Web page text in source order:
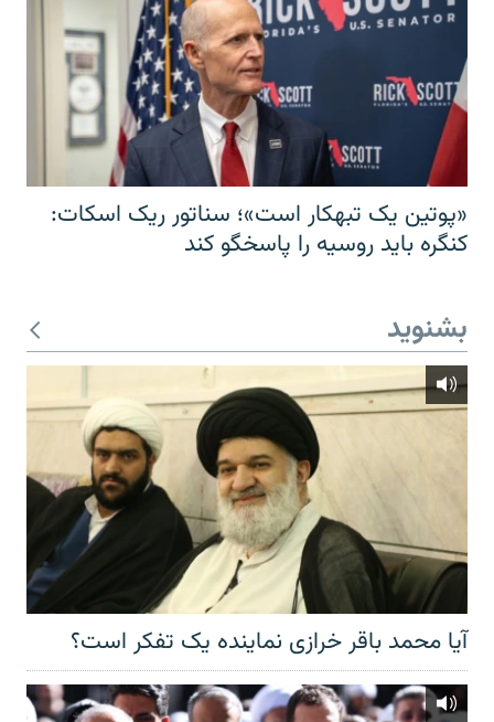
«پوتین یک تبهکار است»؛ سناتور ریک اسکات:
کنگره باید روسیه را پاسخگو کند
بشنوید
آیا محمد باقر خرازی نماینده یک تفکر است؟